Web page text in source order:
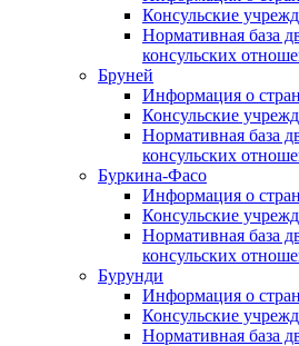
Консульские
Нормативная база
консульских
Бруней
Информация о
Консульские
Нормативная база
консульских
Буркина-Фасо
Информация о
Консульские
Нормативная база
консульских
Бурунди
Информация о
Консульские
Нормативная база